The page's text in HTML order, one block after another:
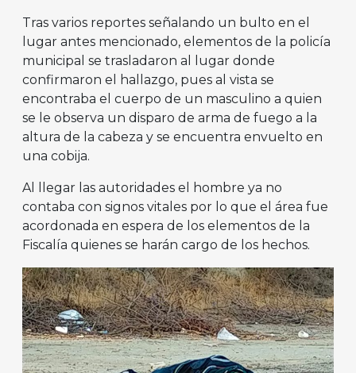
Tras varios reportes señalando un bulto en el
lugar antes mencionado, elementos de la policía
municipal se trasladaron al lugar donde
confirmaron el hallazgo, pues al vista se
encontraba el cuerpo de un masculino a quien
se le observa un disparo de arma de fuego a la
altura de la cabeza y se encuentra envuelto en
una cobija.
Al llegar las autoridades el hombre ya no
contaba con signos vitales por lo que el área fue
acordonada en espera de los elementos de la
Fiscalía quienes se harán cargo de los hechos.